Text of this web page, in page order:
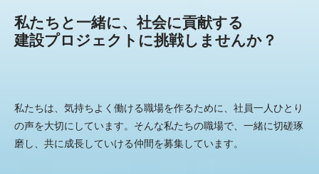
私たちと一緒に、社会に貢献する
建設プロジェクトに挑戦しませんか？
私たちは、気持ちよく働ける職場を作るために、社員一人ひとり
の声を大切にしています。そんな私たちの職場で、一緒に切磋琢
磨し、共に成長していける仲間を募集しています。